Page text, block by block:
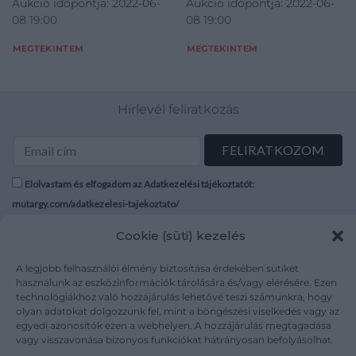
Cookie (süti) kezelés
A legjobb felhasználói élmény biztosítása érdekében sütiket
használunk az eszközinformációk tárolására és/vagy elérésére. Ezen
technológiákhoz való hozzájárulás lehetővé teszi számunkra, hogy
olyan adatokat dolgozzunk fel, mint a böngészési viselkedés vagy az
egyedi azonosítók ezen a webhelyen. A hozzájárulás megtagadása
vagy visszavonása bizonyos funkciókat hátrányosan befolyásolhat.
méret: 57
Aukció időpontja: 2022-06-
08 19:00
MEGTEKINTEM
Aukció időpontja: 2022-06-
08 19:00
MEGTEKINTEM
Hírlevél feliratkozás
Elolvastam és elfogadom az Adatkezelési tájékoztatót:
mutargy.com/adatkezelesi-tajekoztato/
Médiaajánlat
Karrier
Kapcsolat
Áraink
ÁSZF
Adatvédelem
Impresszum